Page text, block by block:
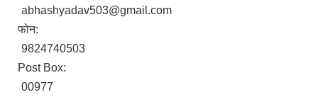
abhashyadav503@gmail.com
फोन:
9824740503
Post Box:
00977